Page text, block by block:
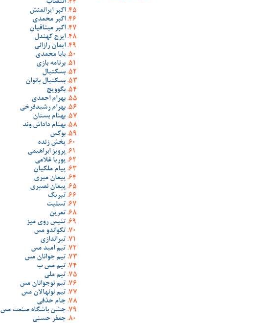
انتصاب
اکبر ایرانمنش
اکبر محمدی
اکبر میثاقیان
ایرج کهندل
ایمان رازانی
بابا محمدی
برنامه بازی
بسکتبال
بسکتبال بانوان
بگوویچ
بهرام احمدی
بهرام رشیدفرخی
بهنام بستان
بهنام داداش وند
بوکس
پخش زنده
پرویز ابراهیمی
پوریا غلامی
پیام ملکیان
پیمان میری
پیمان نصیری
تبریک
تسلیت
تمرین
تنیس روی میز
تکواندو مس
تیراندازی
تیم امید مس
تیم جوانان مس
تیم مس ب
تیم ملی
تیم نوجوانان مس
تیم نونهالان مس
جام حذفی
جشن باشگاه صنعت مس
جعفر حسنی